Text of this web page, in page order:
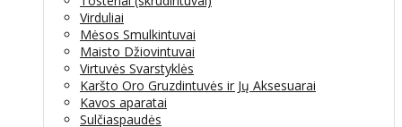
Virduliai
Mėsos Smulkintuvai
Maisto Džiovintuvai
Virtuvės Svarstyklės
Karšto Oro Gruzdintuvės ir Jų Aksesuarai
Kavos aparatai
Sulčiaspaudės